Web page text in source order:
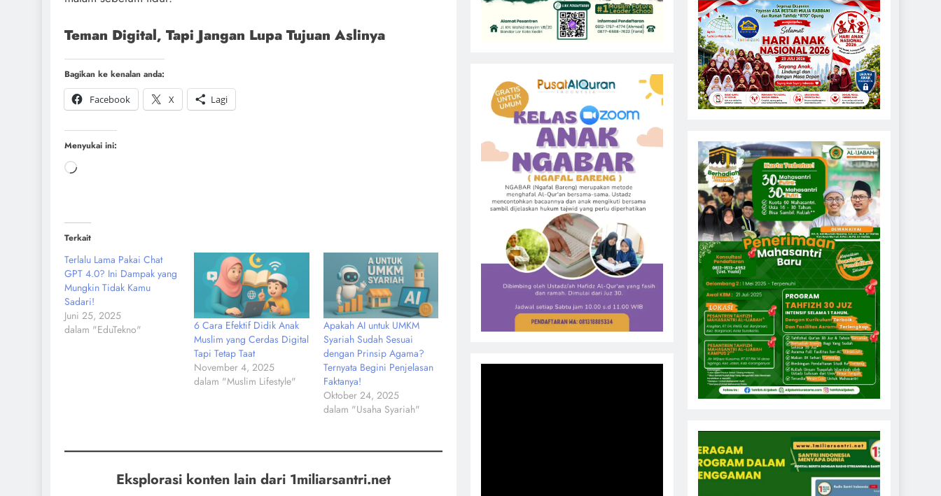
Teman Digital, Tapi Jangan Lupa Tujuan Aslinya
Bagikan ke kenalan anda:
Facebook
X Lagi
Menyukai ini:
Terkait
Terlalu Lama Pakai Chat
GPT 4.0? Ini Dampak yang
Mungkin Tidak Kamu
Sadari!
Juni 25, 2025
dalam "EduTekno"
6 Cara Efektif Didik Anak
Muslim yang Cerdas Digital
Tapi Tetap Taat
November 4, 2025
dalam "Muslim Lifestyle"
Apakah AI untuk UMKM
Syariah Sudah Sesuai
dengan Prinsip Agama?
Ternyata Begini Penjelasan
Faktanya!
Oktober 24, 2025
dalam "Usaha Syariah"
Eksplorasi konten lain dari 1miliarsantri.net